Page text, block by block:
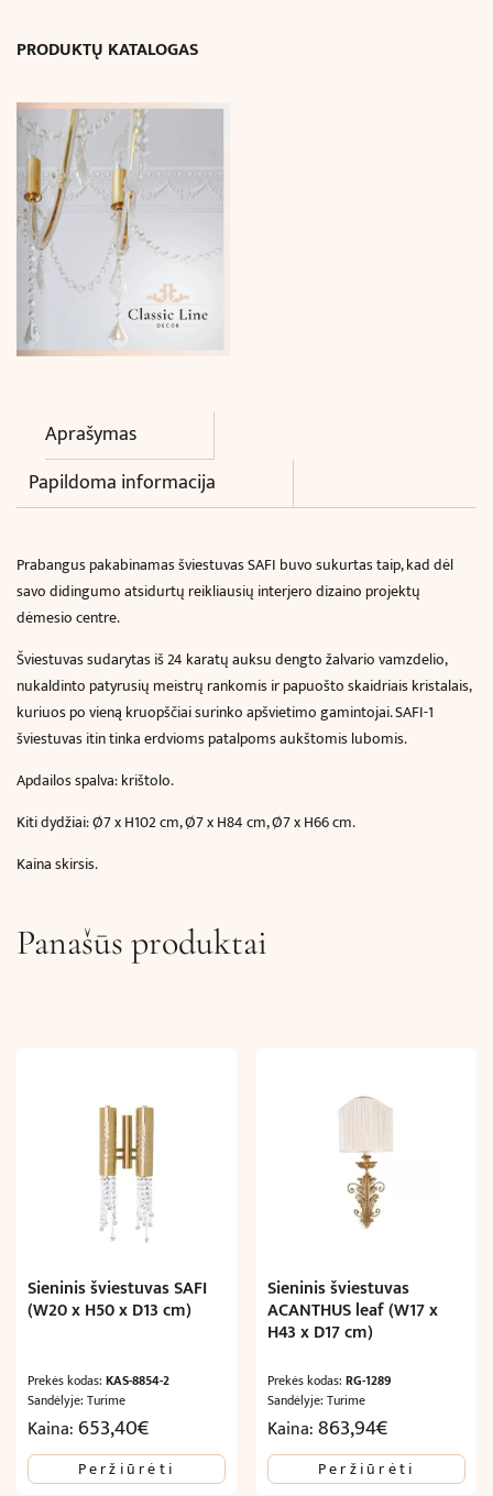
cm)
PRODUKTŲ KATALOGAS
Aprašymas
Papildoma informacija
Prabangus pakabinamas šviestuvas SAFI buvo sukurtas taip, kad dėl
savo didingumo atsidurtų reikliausių interjero dizaino projektų
dėmesio centre.
Šviestuvas sudarytas iš 24 karatų auksu dengto žalvario vamzdelio,
nukaldinto patyrusių meistrų rankomis ir papuošto skaidriais kristalais,
kuriuos po vieną kruopščiai surinko apšvietimo gamintojai. SAFI-1
šviestuvas itin tinka erdvioms patalpoms aukštomis lubomis.
Apdailos spalva: krištolo.
Kiti dydžiai: Ø7 x H102 cm, Ø7 x H84 cm, Ø7 x H66 cm.
Kaina skirsis.
Panašūs produktai
Sieninis šviestuvas SAFI
(W20 x H50 x D13 cm)
Prekės kodas: KAS-8854-2
Sandėlyje: Turime
Kaina:653,40€
Peržiūrėti
Sieninis šviestuvas
ACANTHUS leaf (W17 x
H43 x D17 cm)
Prekės kodas:RG-1289
Sandėlyje: Turime
Kaina:863,94€
Peržiūrėti